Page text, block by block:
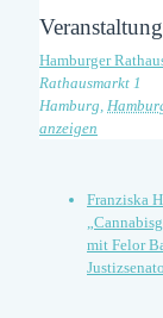
Hamburger
Rathausmarkt 1
Hamburg
anzeigen
Franziska
mit Felor